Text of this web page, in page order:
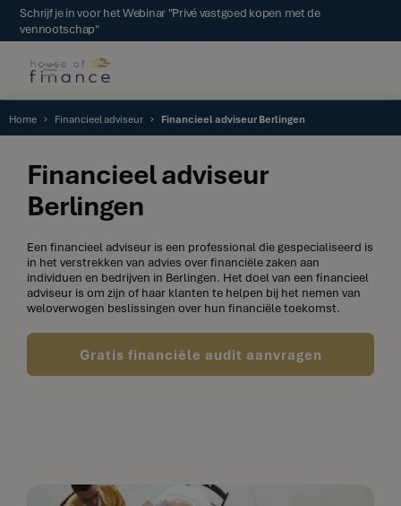
Schrijf je in voor het Webinar "Privé vastgoed kopen met de
vennootschap"
Home Financieel adviseur Financieel adviseur Berlingen
Financieel adviseur
Berlingen
Een financieel adviseur is een professional die gespecialiseerd is
in het verstrekken van advies over financiële zaken aan
individuen en bedrijven in Berlingen. Het doel van een financieel
adviseur is om zijn of haar klanten te helpen bij het nemen van
weloverwogen beslissingen over hun financiële toekomst.
Gratis financiële audit aanvragen